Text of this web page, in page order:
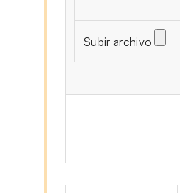
Subir archivo